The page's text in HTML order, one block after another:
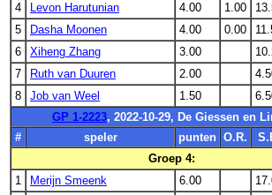
4
Levon Harutunian 4.00 1.00
5
Dasha Moonen 4.00 0.00
6
Xiheng Zhang 3.00
7
Ruth van Duuren 2.00
8
Job van Weel 1.50
GP 1-2223, 2022-10-29, De Giessen en
#
speler punten O.R.
Groep 4:
1
Merijn Smeenk 6.00